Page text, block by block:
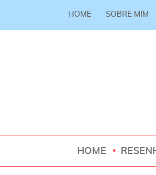
HOME SOBRE MIM
HOME